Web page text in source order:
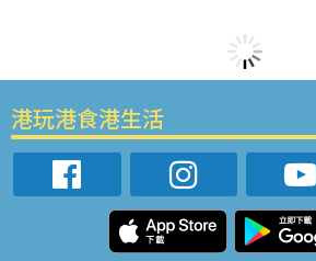
港玩港食港生活